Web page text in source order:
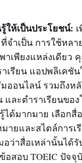
ให้เป็นประโยชน์:
จำเป็น การใช้หล
าเพียงแหล่งเดียว
าเรียน แอปพลิเคชั
ออนไลน์ รวมถึงห
และตำราเรียนของ
ด้มากมาย เลือกสื่
มายและสไตล์การ
ว่าสื่อเหล่านั้นได้รั
อสอบ TOEIC ปัจจุ